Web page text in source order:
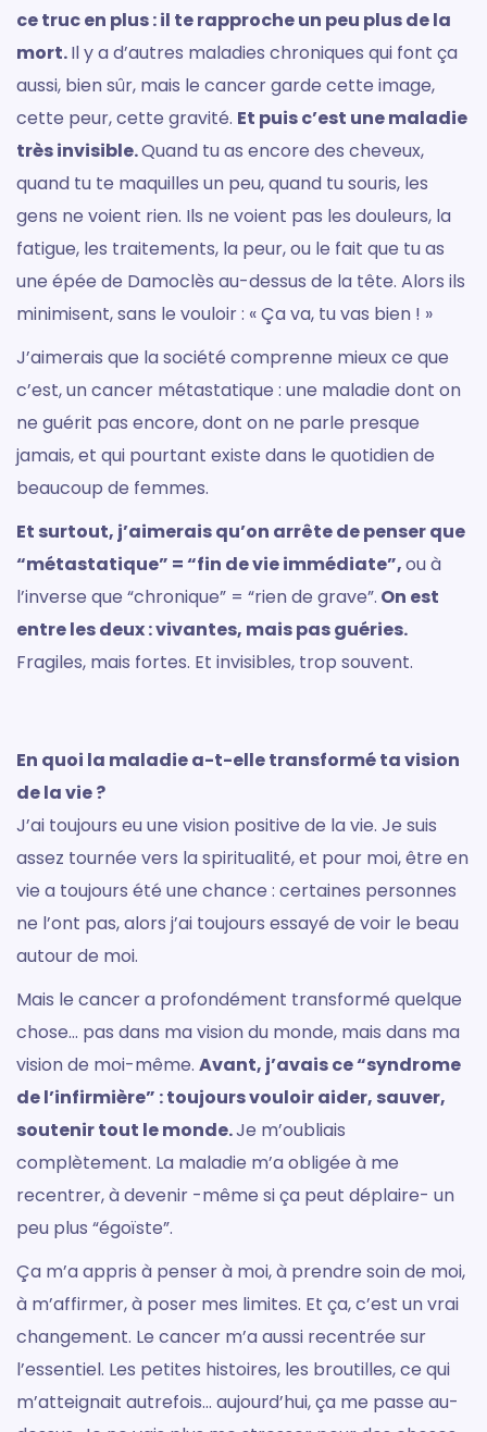
ce truc en plus : il te rapproche un peu plus de la
mort.Il y a d’autres maladies chroniques qui font ça
aussi, bien sûr, mais le cancer garde cette image,
cette peur, cette gravité. Et puis c’est une maladie
très invisible.Quand tu as encore des cheveux,
quand tu te maquilles un peu, quand tu souris, les
gens ne voient rien. Ils ne voient pas les douleurs, la
fatigue, les traitements, la peur, ou le fait que tu as
une épée de Damoclès au-dessus de la tête. Alors ils
minimisent, sans le vouloir : « Ça va, tu vas bien ! »
J’aimerais que la société comprenne mieux ce que
c’est, un cancer métastatique : une maladie dont on
ne guérit pas encore, dont on ne parle presque
jamais, et qui pourtant existe dans le quotidien de
beaucoup de femmes.
Et surtout, j’aimerais qu’on arrête de penser que
“métastatique” = “fin de vie immédiate”,ou à
l’inverse que “chronique” = “rien de grave”. On est
entre les deux : vivantes, mais pas guéries.
Fragiles, mais fortes. Et invisibles, trop souvent.
En quoi la maladie a-t-elle transformé ta vision
de la vie ?
J’ai toujours eu une vision positive de la vie. Je suis
assez tournée vers la spiritualité, et pour moi, être en
vie a toujours été une chance : certaines personnes
ne l’ont pas, alors j’ai toujours essayé de voir le beau
autour de moi.
Mais le cancer a profondément transformé quelque
chose… pas dans ma vision du monde, mais dans ma
vision de moi-même. Avant, j’avais ce “syndrome
de l’infirmière” : toujours vouloir aider, sauver,
soutenir tout le monde.Je m’oubliais
complètement. La maladie m’a obligée à me
recentrer, à devenir -même si ça peut déplaire- un
peu plus “égoïste”.
Ça m’a appris à penser à moi, à prendre soin de moi,
à m’affirmer, à poser mes limites. Et ça, c’est un vrai
changement. Le cancer m’a aussi recentrée sur
l’essentiel. Les petites histoires, les broutilles, ce qui
m’atteignait autrefois… aujourd’hui, ça me passe au-